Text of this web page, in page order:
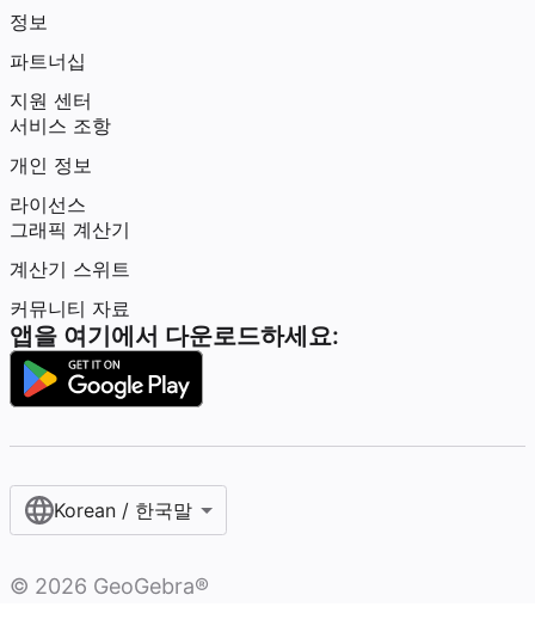
정보
파트너십
지원 센터
서비스 조항
개인 정보
라이선스
그래픽 계산기
계산기 스위트
커뮤니티 자료
앱을 여기에서 다운로드하세요:
Korean / 한국말‎
© 2026 GeoGebra®